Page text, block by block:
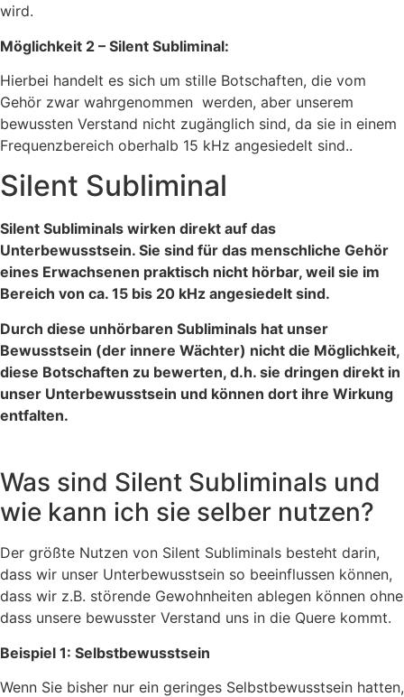
wird.
Möglichkeit 2 – Silent Subliminal:
Hierbei handelt es sich um stille Botschaften, die vom
Gehör zwar wahrgenommen werden, aber unserem
bewussten Verstand nicht zugänglich sind, da sie in einem
Frequenzbereich oberhalb 15 kHz angesiedelt sind..
Silent Subliminal
Silent Subliminals wirken direkt auf das
Unterbewusstsein. Sie sind für das menschliche Gehör
eines Erwachsenen praktisch nicht hörbar, weil sie im
Bereich von ca. 15 bis 20 kHz angesiedelt sind.
Durch diese unhörbaren Subliminals hat unser
Bewusstsein (der innere Wächter) nicht die Möglichkeit,
diese Botschaften zu bewerten, d.h. sie dringen direkt in
unser Unterbewusstsein und können dort ihre Wirkung
entfalten.
Was sind Silent Subliminals und
wie kann ich sie selber nutzen?
Der größte Nutzen von Silent Subliminals besteht darin,
dass wir unser Unterbewusstsein so beeinflussen können,
dass wir z.B. störende Gewohnheiten ablegen können ohne
dass unsere bewusster Verstand uns in die Quere kommt.
Beispiel 1: Selbstbewusstsein
Wenn Sie bisher nur ein geringes Selbstbewusstsein hatten,